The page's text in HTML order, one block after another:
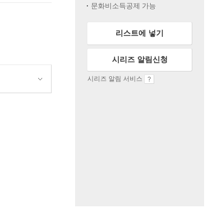
문화비소득공제 가능
리스트에 넣기
시리즈 알림신청
시리즈 알림 서비스